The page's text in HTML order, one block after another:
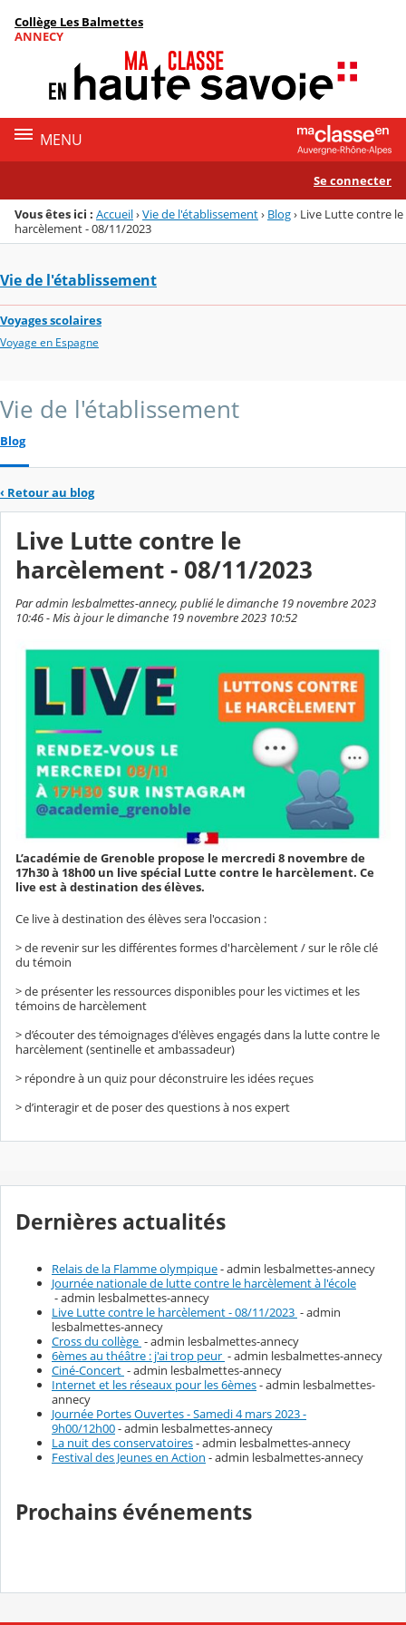
Menu de la rubrique
Contenu
Collège Les Balmettes
ANNECY
MENU
Se connecter
Vous êtes ici : Accueil›Vie de l'établissement› Blog› Live Lutte contre le
harcèlement - 08/11/2023
Vie de l'établissement
Voyages scolaires
Voyage en Espagne
Vie de l'établissement
Blog
‹ Retour au blog
Live Lutte contre le
harcèlement - 08/11/2023
Par admin lesbalmettes-annecy, publié le dimanche 19 novembre 2023
10:46 - Mis à jour le dimanche 19 novembre 2023 10:52
L’académie de Grenoble propose le mercredi 8 novembre de
17h30 à 18h00 un live spécial Lutte contre le harcèlement. Ce
live est à destination des élèves.
Ce live à destination des élèves sera l'occasion :
> de revenir sur les différentes formes d'harcèlement / sur le rôle clé
du témoin
> de présenter les ressources disponibles pour les victimes et les
témoins de harcèlement
> d’écouter des témoignages d'élèves engagés dans la lutte contre le
harcèlement (sentinelle et ambassadeur)
> répondre à un quiz pour déconstruire les idées reçues
> d’interagir et de poser des questions à nos expert
Dernières actualités
Relais de la Flamme olympique- admin lesbalmettes-annecy
Journée nationale de lutte contre le harcèlement à l'école
- admin lesbalmettes-annecy
Live Lutte contre le harcèlement - 08/11/2023 - admin
lesbalmettes-annecy
Cross du collège - admin lesbalmettes-annecy
6èmes au théâtre : j'ai trop peur - admin lesbalmettes-annecy
Ciné-Concert - admin lesbalmettes-annecy
Internet et les réseaux pour les 6èmes- admin lesbalmettes-
annecy
Journée Portes Ouvertes - Samedi 4 mars 2023 -
9h00/12h00- admin lesbalmettes-annecy
La nuit des conservatoires- admin lesbalmettes-annecy
Festival des Jeunes en Action - admin lesbalmettes-annecy
Prochains événements